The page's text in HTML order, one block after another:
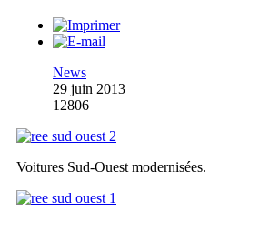
News
29 juin 2013
12806
Voitures Sud-Ouest modernisées.